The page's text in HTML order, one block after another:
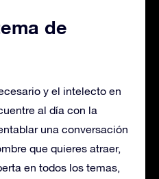
de
y el intelecto en
al día con la
una conversación
que quieres atraer,
en todos los temas,